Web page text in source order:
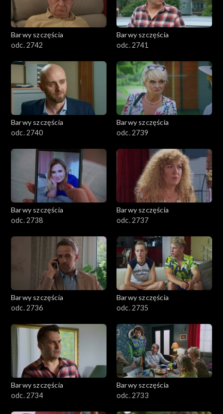
Barwy szczęścia
odc. 2742
Barwy szczęścia
odc. 2741
Barwy szczęścia
odc. 2740
Barwy szczęścia
odc. 2739
Barwy szczęścia
odc. 2738
Barwy szczęścia
odc. 2737
Barwy szczęścia
odc. 2736
Barwy szczęścia
odc. 2735
Barwy szczęścia
odc. 2734
Barwy szczęścia
odc. 2733